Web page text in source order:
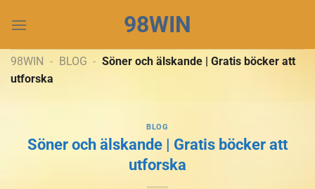
đến
dung
98WIN
98WIN - BLOG - Söner och älskande | Gratis böcker att
utforska
BLOG
Söner och älskande | Gratis böcker att
utforska